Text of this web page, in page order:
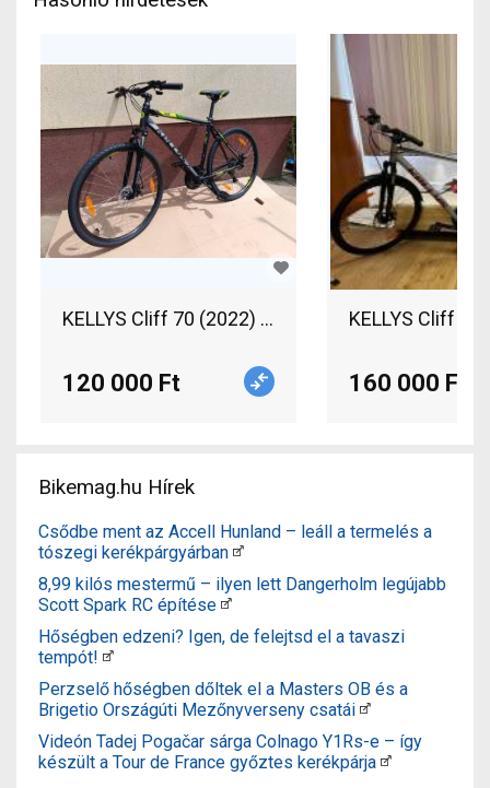
KELLYS Cliff 70 (2022) Trekking/cross tárcsafék
120 000 Ft
KELLYS Cliff
160 000 Ft
Bikemag.hu Hírek
Csődbe ment az Accell Hunland – leáll a termelés a
tószegi kerékpárgyárban
8,99 kilós mestermű – ilyen lett Dangerholm legújabb
Scott Spark RC építése
Hőségben edzeni? Igen, de felejtsd el a tavaszi
tempót!
Perzselő hőségben dőltek el a Masters OB és a
Brigetio Országúti Mezőnyverseny csatái
Videón Tadej Pogačar sárga Colnago Y1Rs-e – így
készült a Tour de France győztes kerékpárja